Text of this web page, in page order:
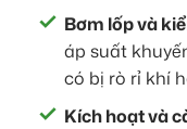
Bơm lốp và
áp suất
có bị rò rỉ khí
Kích hoạt và